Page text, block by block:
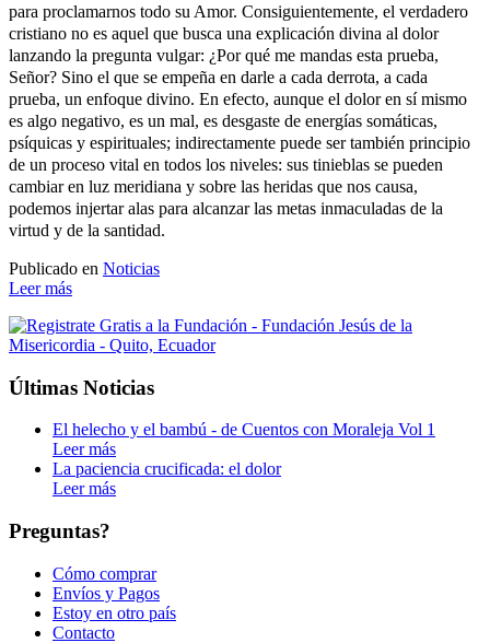
para proclamarnos todo su Amor. Consiguientemente, el verdadero
cristiano no es aquel que busca una explicación divina al dolor
lanzando la pregunta vulgar: ¿Por qué me mandas esta prueba,
Señor? Sino el que se empeña en darle a cada derrota, a cada
prueba, un enfoque divino. En efecto, aunque el dolor en sí mismo
es algo negativo, es un mal, es desgaste de energías somáticas,
psíquicas y espirituales; indirectamente puede ser también principio
de un proceso vital en todos los niveles: sus tinieblas se pueden
cambiar en luz meridiana y sobre las heridas que nos causa,
podemos injertar alas para alcanzar las metas inmaculadas de la
virtud y de la santidad.
Publicado en Noticias
Leer más
Últimas Noticias
El helecho y el bambú - de Cuentos con Moraleja Vol 1
Leer más
La paciencia crucificada: el dolor
Leer más
Preguntas?
Cómo comprar
Envíos y Pagos
Estoy en otro país
Contacto